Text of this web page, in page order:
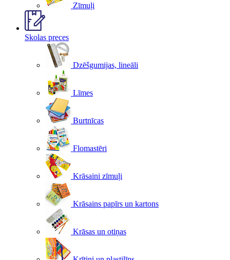
Zīmuļi
Skolas preces
Dzēšgumijas, lineāli
Līmes
Burtnīcas
Flomastēri
Krāsaini zīmuļi
Krāsains papīrs un kartons
Krāsas un otiņas